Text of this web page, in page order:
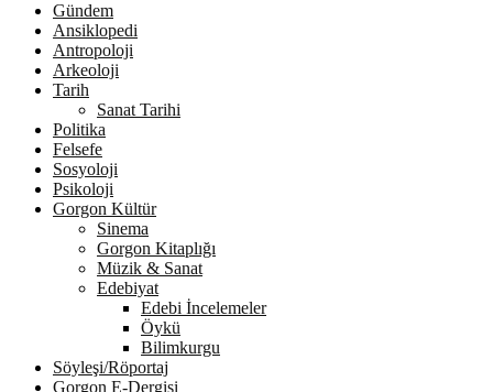
Gündem
Ansiklopedi
Antropoloji
Arkeoloji
Tarih
Sanat Tarihi
Politika
Felsefe
Sosyoloji
Psikoloji
Gorgon Kültür
Sinema
Gorgon Kitaplığı
Müzik & Sanat
Edebiyat
Edebi İncelemeler
Öykü
Bilimkurgu
Söyleşi/Röportaj
Gorgon E-Dergisi